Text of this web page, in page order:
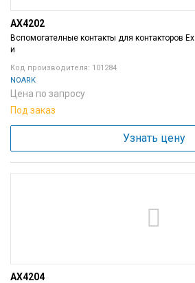
AX4202
Вспомогателные контакты для контакторов
и
Код производителя: 101284
NOARK
Цена по запросу
Под заказ
Узнать цену
AX4204